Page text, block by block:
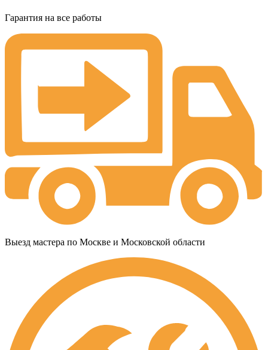
Гарантия на все работы
Выезд мастера по Москве и Московской области